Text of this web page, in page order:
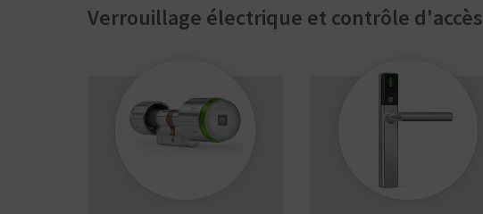
Verrouillage électrique et contrôle d'accès